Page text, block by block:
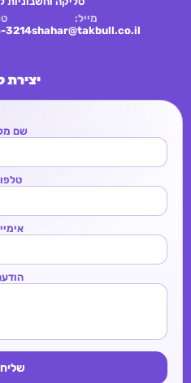
מייל:
shahar@takbull.co.il
3214
יצירת
שם